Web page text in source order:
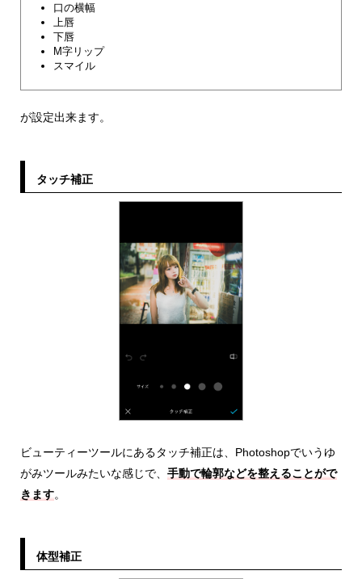
口の横幅
上唇
下唇
M字リップ
スマイル
が設定出来ます。
タッチ補正
ビューティーツールにあるタッチ補正は、Photoshopでいうゆ
がみツールみたいな感じで、 手動で輪郭などを整えることがで
きます。
体型補正